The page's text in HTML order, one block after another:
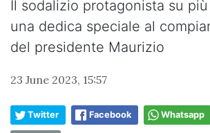
Il sodalizio protagonista su
una dedica speciale al
del presidente Maurizio
23 June 2023, 15:57
Twitter Facebook Whatsapp